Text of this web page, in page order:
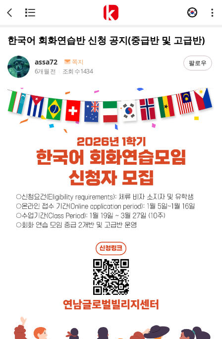
한국어 회화연습반 신청 공지(중급반 및 고급반)
assa72
쪽지
6개월 전
조회 수1434
팔로우